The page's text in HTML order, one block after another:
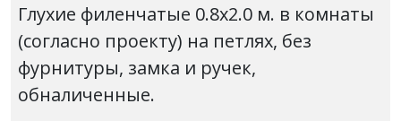
Глухие филенчатые 0.8х2.0 м. в комнаты
(согласно проекту) на петлях, без
фурнитуры, замка и ручек,
обналиченные.